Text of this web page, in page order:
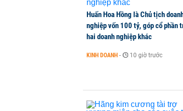
Trào lưu dùng AI giao
1 phút trước
Việt Nam muốn
hạn và kinh nghiệm từ
Huấn Hoa Hồng là Chủ tịch
nghiệp vốn 100 tỷ, góp cổ phần
hai doanh nghiệp khác
KINH DOANH - 10 giờ trước